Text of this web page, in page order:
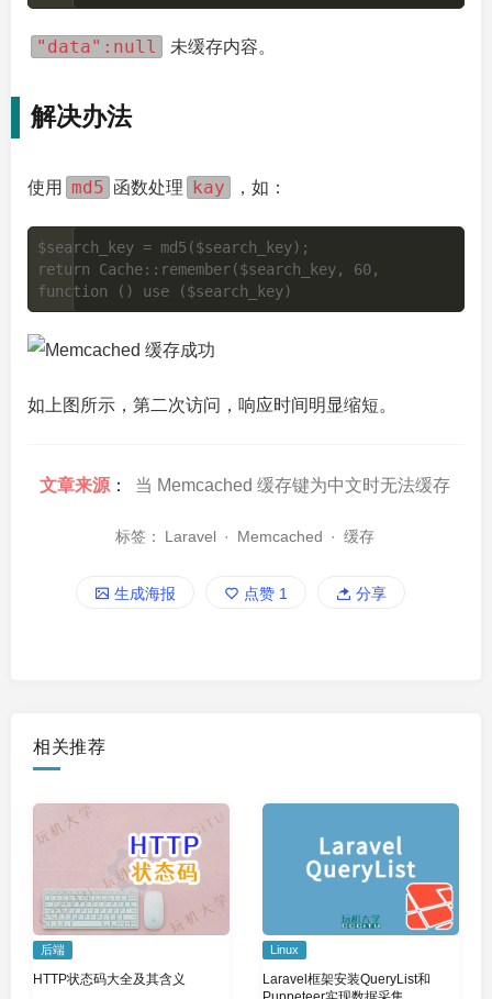
"data":null 未缓存内容。
解决办法
使用 md5 函数处理 kay ，如：
$search_key = md5($search_key);
return Cache::remember($search_key, 60,
如上图所示，第二次访问，响应时间明显缩短。
文章来源： 当 Memcached 缓存键为中文时无法缓存
标签： Laravel · Memcached · 缓存
生成海报 点赞 1 分享
相关推荐
后端
HTTP状态码大全及其含义
Linux
Laravel框架安装QueryList和